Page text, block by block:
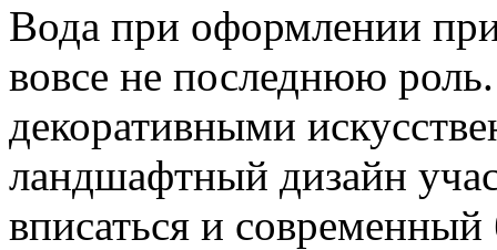
Вода при оформлении
вовсе не последнюю роль.
декоративными
ландшафтный дизайн
вписаться и современный